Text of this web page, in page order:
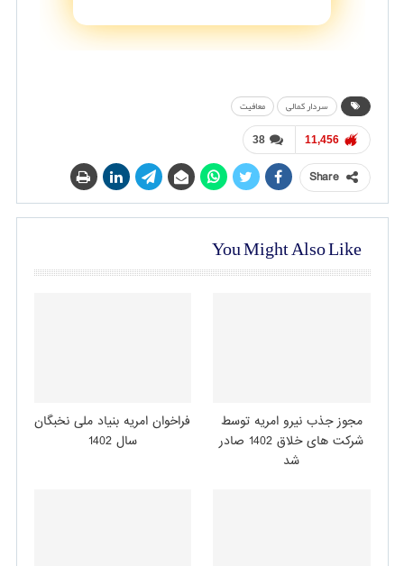
سردار کمالی معافیت
38 11,456
Share
You Might Also Like
مجوز جذب نیرو امریه توسط
شرکت های خلاق 1402 صادر
شد
فراخوان امریه بنیاد ملی نخبگان
سال 1402